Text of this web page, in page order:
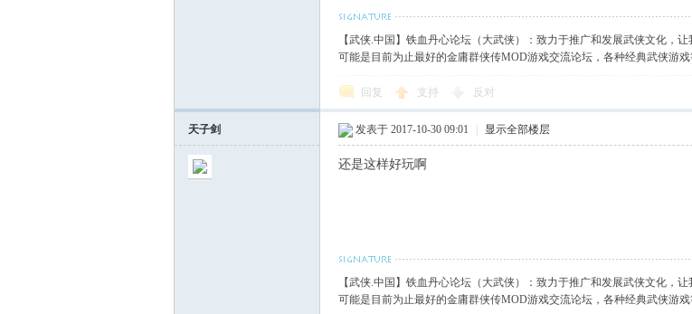
【武侠.中国】铁血丹心论坛（大武侠）：致力于推广和发展武侠文化，
可能是目前为止最好的金庸群侠传MOD游戏交流论坛，各种经典武侠游
回复 支持 反对
天子剑 发表于 2017-10-30 09:01 显示全部楼层
还是这样好玩啊
【武侠.中国】铁血丹心论坛（大武侠）：致力于推广和发展武侠文化，
可能是目前为止最好的金庸群侠传MOD游戏交流论坛，各种经典武侠游